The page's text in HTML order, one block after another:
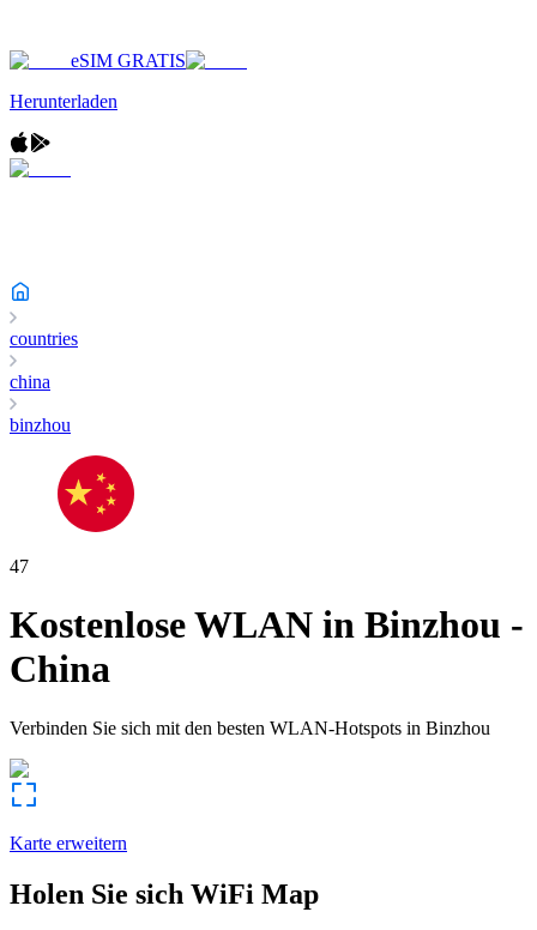
eSIM GRATIS
Herunterladen
countries
china
binzhou
47
Kostenlose WLAN in Binzhou -
China
Verbinden Sie sich mit den besten WLAN-Hotspots in Binzhou
Karte erweitern
Holen Sie sich WiFi Map